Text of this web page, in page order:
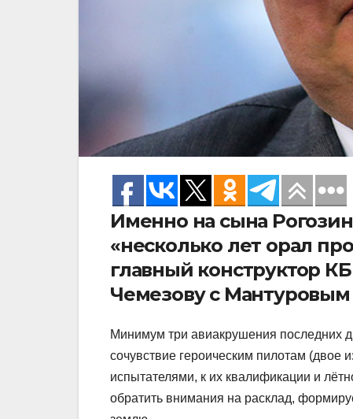
Именно на сына
«несколько лет орал
главный конструктор
Чемезову с Мантуровым
Минимум три авиакрушения последних
сочувствие героическим пилотам
испытателями, к их квалификации и
обратить внимания на расклад,